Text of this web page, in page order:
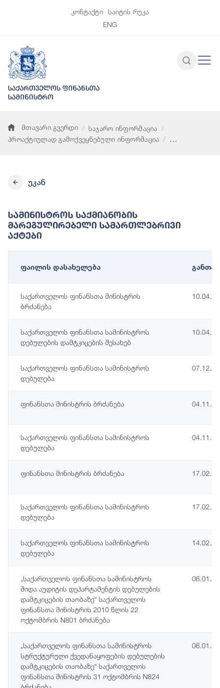
კონტაქტი
საიტის რუკა
ENG
საქართველოს ფინანსთა
სამინისტრო
მთავარი გვერდი
საჯარო ინფორმაცია
პროაქტიულად გამოქვეყნებული ინფორმაცია
უკან
Სამინისტროს Საქმიანობის
Მარეგულირებელი Სამართლებრივი
Აქტები
ფაილის დასახელება
საქართველოს ფინანსთა მინისტრის
ბრძანება
საქართველოს ფინანსთა სამინისტროს
დებულების დამტკიცების შესახებ
საქართველოს ფინანსთა სამინისტროს
დებულება
ფინანსთა მინისტრის ბრძანება
საქართველოს ფინანსთა სამინისტროს
დებულება
ფინანსთა მინისტრის ბრძანება
საქართველოს ფინანსთა სამინისტროს
დებულება
საქართველოს ფინანსთა სამინისტროს
დებულება
„საქართველოს ფინანსთა სამინისტროს
შიდა აუდიტის დეპარტამენტის დებულების
დამტკიცების თაობაზე“ საქართველოს
ფინანსთა მინისტრის 2010 წლის 22
ოქტომბრის N801 ბრძანება
„საქართველოს ფინანსთა სამინისტროს
სტრუქტურული ქვედანაყოფების დებულების
დამტკიცების თაობაზე“ საქართველოს
ფინანსთა მინისტრის 31 ოქტომბრის N824